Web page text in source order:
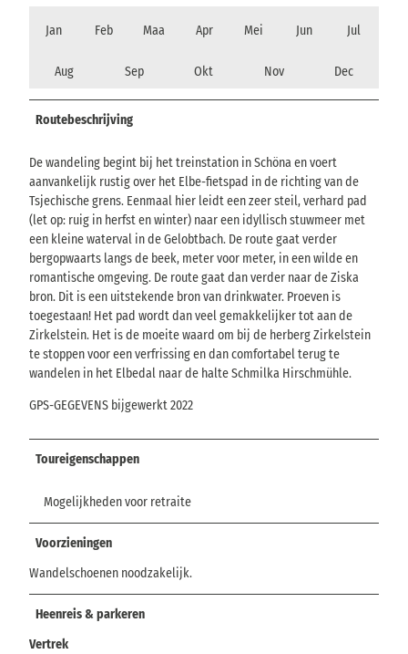
Jan Feb Maa Apr Mei Jun Jul
Aug Sep Okt Nov Dec
Routebeschrijving
De wandeling begint bij het treinstation in Schöna en voert
aanvankelijk rustig over het Elbe-fietspad in de richting van de
Tsjechische grens. Eenmaal hier leidt een zeer steil, verhard pad
(let op: ruig in herfst en winter) naar een idyllisch stuwmeer met
een kleine waterval in de Gelobtbach. De route gaat verder
bergopwaarts langs de beek, meter voor meter, in een wilde en
romantische omgeving. De route gaat dan verder naar de Ziska
bron. Dit is een uitstekende bron van drinkwater. Proeven is
toegestaan! Het pad wordt dan veel gemakkelijker tot aan de
Zirkelstein. Het is de moeite waard om bij de herberg Zirkelstein
te stoppen voor een verfrissing en dan comfortabel terug te
wandelen in het Elbedal naar de halte Schmilka Hirschmühle.
GPS-GEGEVENS bijgewerkt 2022
Toureigenschappen
Mogelijkheden voor retraite
Voorzieningen
Wandelschoenen noodzakelijk.
Heenreis & parkeren
Vertrek